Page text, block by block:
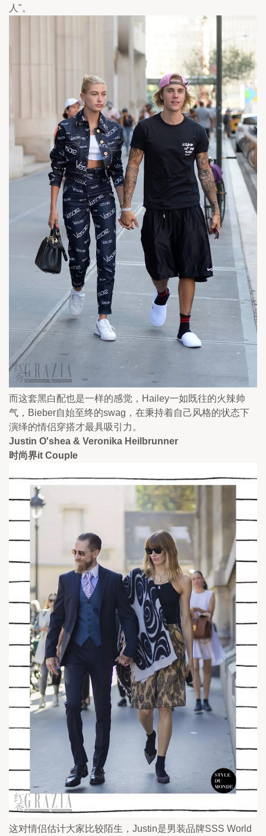
人"。
而这套黑白配也是一样的感觉，Hailey一如既往的火辣帅
气，Bieber自始至终的swag，在秉持着自己风格的状态下
演绎的情侣穿搭才最具吸引力。
Justin O'shea & Veronika Heilbrunner
时尚界it Couple
这对情侣估计大家比较陌生，Justin是男装品牌SSS World